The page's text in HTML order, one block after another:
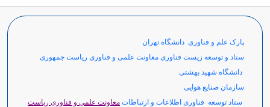
پارک علم و فناوری دانشگاه تهران
ستاد و توسعه زیست فناوری معاونت علمی و فناوری ریاست جمهوری
دانشگاه شهید بهشتی
سازمان صنایع هوایی
ستاد توسعه فناوری اطلاعات و ارتباطات معاونت علمی و فناوری ریاست